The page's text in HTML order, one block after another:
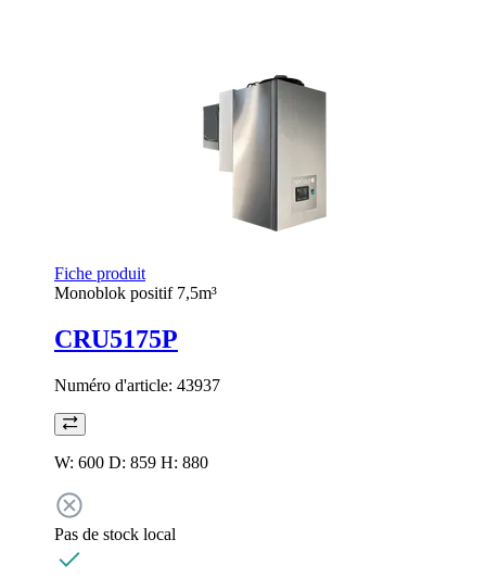
Fiche produit
Monoblok positif 7,5m³
CRU5175P
Numéro d'article: 43937
W: 600 D: 859 H: 880
Pas de stock local